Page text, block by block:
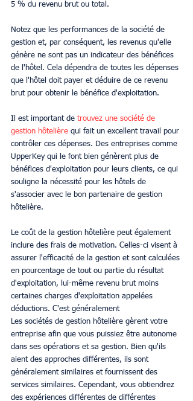
5 % du revenu brut ou total.
Notez que les performances de la société de
gestion et, par conséquent, les revenus qu'elle
génère ne sont pas un indicateur des bénéfices
de l'hôtel. Cela dépendra de toutes les dépenses
que l'hôtel doit payer et déduire de ce revenu
brut pour obtenir le bénéfice d'exploitation.
Il est important de trouvez une société de
gestion hôtelière qui fait un excellent travail pour
contrôler ces dépenses. Des entreprises comme
UpperKey qui le font bien génèrent plus de
bénéfices d'exploitation pour leurs clients, ce qui
souligne la nécessité pour les hôtels de
s'associer avec le bon partenaire de gestion
hôtelière.
Le coût de la gestion hôtelière peut également
inclure des frais de motivation. Celles-ci visent à
assurer l'efficacité de la gestion et sont calculées
en pourcentage de tout ou partie du résultat
d'exploitation, lui-même revenu brut moins
certaines charges d'exploitation appelées
déductions. C'est généralement
Les sociétés de gestion hôtelière gèrent votre
entreprise afin que vous puissiez être autonome
dans ses opérations et sa gestion. Bien qu'ils
aient des approches différentes, ils sont
généralement similaires et fournissent des
services similaires. Cependant, vous obtiendrez
des expériences différentes de différentes